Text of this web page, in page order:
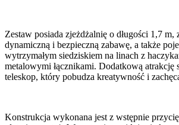
Zestaw posiada zjeżdżalnię o długości 1,7 m,
dynamiczną i bezpieczną zabawę, a także
wytrzymałym siedziskiem na linach z
metalowymi łącznikami. Dodatkową
teleskop, który pobudza kreatywność i
Konstrukcja wykonana jest z wstępnie